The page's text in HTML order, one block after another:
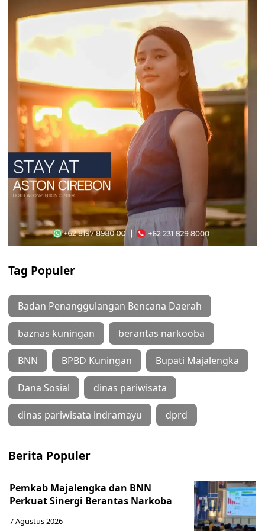
Tag Populer
Badan Penanggulangan Bencana Daerah
baznas kuningan berantas narkooba
BNN BPBD Kuningan Bupati Majalengka
Dana Sosial dinas pariwisata
dinas pariwisata indramayu dprd
Berita Populer
Pemkab Majalengka dan BNN
Perkuat Sinergi Berantas Narkoba
7 Agustus 2026